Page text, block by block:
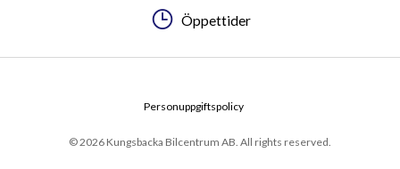
Öppettider
© 2026 Kungsbacka Bilcentrum AB. All rights reserved.
Personuppgiftspolicy